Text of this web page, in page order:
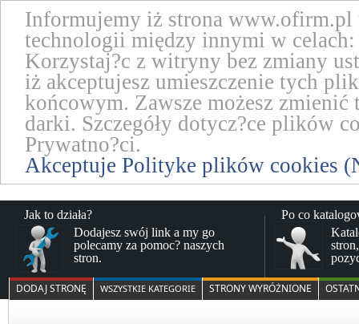
Informujemy iż strona
technologii między innymi w celach:
Korzystaj?c z witryny bez zmiany
iż akceptujesz umieszczenie tych
końcowym. Zawsze możesz
darki. Szczegóły dotycz?ce plików
Prywatno?ci.
Akceptuje Polityke plików cookies
Jak to działa?
Dodajesz swój link a my go
polecamy za pomoc? naszych
stron.
Po co
DODAJ STRONĘ WSZYSTKIE KATEGORIE STRONY WYRÓŻNIONE